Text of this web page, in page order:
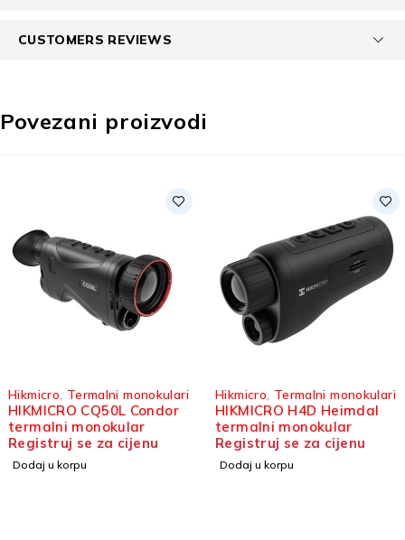
CUSTOMERS REVIEWS
Povezani proizvodi
Hikmicro Termalni monokulari
HIKMICRO CQ50L Condor
termalni monokular
Registruj se za cijenu
Dodaj u korpu
Hikmicro Termalni monokulari
HIKMICRO H4D Heimdal
termalni monokular
Registruj se za cijenu
Dodaj u korpu